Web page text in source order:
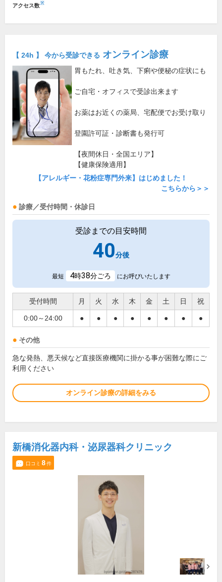
アクセス数※
【 24h 】 今から受診できる オンライン診療
胃もたれ、吐き気、下痢や便秘の症状にも
ご自宅・オフィスで受診出来ます
お薬はお近くの薬局、宅配便でお受け取り
登園許可証・診断書も発行可
【夜間休日・全国エリア】
【健康保険適用】
【アレルギー・花粉症専門外来】はじめました！
こちらから＞＞
診療／受付時間・休診日
受診までの目安時間
40分後
最短 4時38分ごろ にお呼びいたします
受付時間 月 火 水 木 金 土 日 祝
0:00～24:00 ● ● ● ● ● ● ● ●
その他
急な発熱、悪天候など直接医療機関に掛かる事が困難な際にご
利用ください
オンライン診療の詳細をみる
新橋消化器内科・泌尿器科クリニック
口コミ 8件